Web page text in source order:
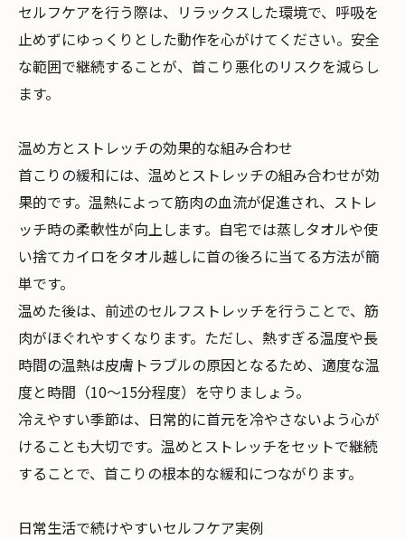
セルフケアを行う際は、リラックスした環境で、呼吸を
止めずにゆっくりとした動作を心がけてください。安全
な範囲で継続することが、首こり悪化のリスクを減らし
ます。
温め方とストレッチの効果的な組み合わせ
首こりの緩和には、温めとストレッチの組み合わせが効
果的です。温熱によって筋肉の血流が促進され、ストレ
ッチ時の柔軟性が向上します。自宅では蒸しタオルや使
い捨てカイロをタオル越しに首の後ろに当てる方法が簡
単です。
温めた後は、前述のセルフストレッチを行うことで、筋
肉がほぐれやすくなります。ただし、熱すぎる温度や長
時間の温熱は皮膚トラブルの原因となるため、適度な温
度と時間（10～15分程度）を守りましょう。
冷えやすい季節は、日常的に首元を冷やさないよう心が
けることも大切です。温めとストレッチをセットで継続
することで、首こりの根本的な緩和につながります。
日常生活で続けやすいセルフケア実例